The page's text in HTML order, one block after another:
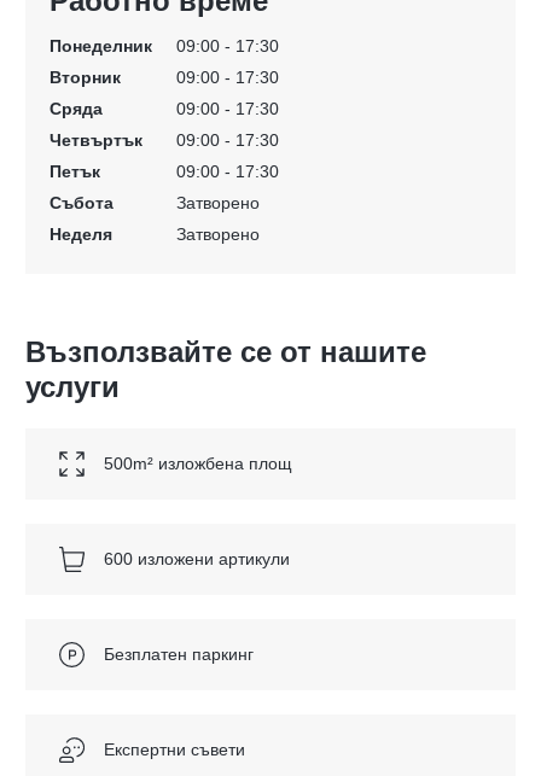
Понеделник
09:00 - 17:30
Вторник
09:00 - 17:30
Сряда
09:00 - 17:30
Четвъртък
09:00 - 17:30
Петък
09:00 - 17:30
Събота
Затворено
Неделя
Затворено
Възползвайте се от нашите
услуги
500m² изложбена площ
600 изложени артикули
Безплатен паркинг
Експертни съвети